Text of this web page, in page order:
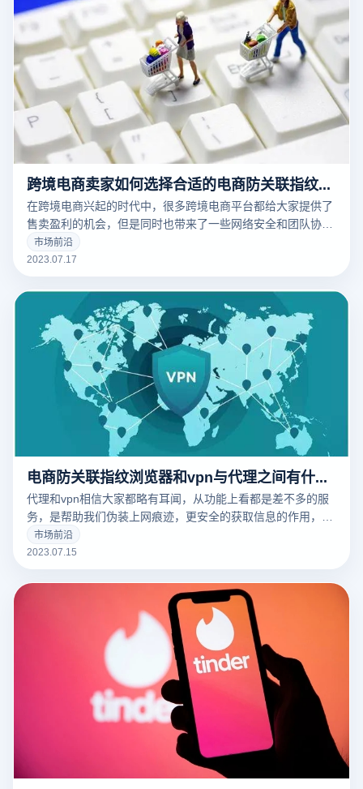
跨境电商卖家如何选择合适的电商防关联指纹浏览器
在跨境电商兴起的时代中，很多跨境电商平台都给大家提供了
售卖盈利的机会，但是同时也带来了一些网络安全和团队协作
管理的问题。所以为了保证店铺的安全性与稳定性，跨境电商
卖家们也需要选择合适自身的电商防关联指纹浏览器。
市场前沿
2023.07.17
电商防关联指纹浏览器和vpn与代理之间有什么区别
代理和vpn相信大家都略有耳闻，从功能上看都是差不多的服
务，是帮助我们伪装上网痕迹，更安全的获取信息的作用，但
是对电商防关联指纹浏览器可能就相对陌生了，其实作用也基
本相似，只不过可以理解为指纹浏览器是代理和vpn的升级
工具，下面就让我们来说说电商防关联指纹浏览器和vpn与代
市场前沿
2023.07.15